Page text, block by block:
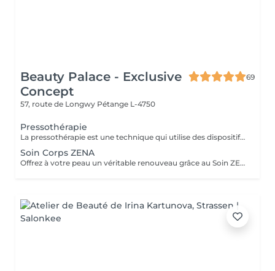
Beauty Palace - Exclusive
Concept
69
57, route de Longwy Pétange L-4750
Pressothérapie
La pressothérapie est une technique qui utilise des dispositifs gonflables pour exercer une pression séquentielle sur les jambes, les bras ou le corps. Ce traitement stimule la circulation sanguine et lymphatique, aide à réduire la rétention d'eau et les gonflements, tout en favorisant la détoxification, la relaxation et le bien-être général.
Soin Corps ZENA
Offrez à votre peau un véritable renouveau grâce au Soin ZENA Corps, un peeling 100% naturel à base de micro-algues. Ce soin innovant stimule le renouvellement cellulaire pour une peau plus lisse, plus lumineuse et visiblement plus unifiée. Idéal pour éclaircir le teint, atténuer les tâches d'acné et améliorer la texture de la peau, le soin ZENA agit en douceur sans agresser l'épiderme. Il convient à tous les types de peau, même les plus sensibles. Avant tout traitement ZENA Corps, une séance d'évaluation est obligatoire. Ce rendez-vous permet d'analyser votre peau et de définir le protocole ZENA le plus adapté selon vos besoins (éclaircissement, tâches, vergetures, texture de peau, etc...) Le traitement corporel complet sera ensuite planifié à la suite de ce diagnostique personnalisé.